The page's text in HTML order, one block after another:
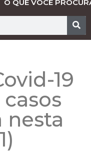
O QUE VOCÊ
19
nesta